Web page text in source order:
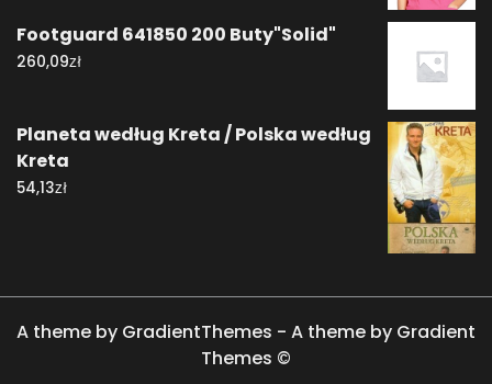
Footguard 641850 200 Buty"Solid"
260,09zł
Planeta według Kreta / Polska według
Kreta
54,13zł
A theme by GradientThemes - A theme by Gradient
Themes ©